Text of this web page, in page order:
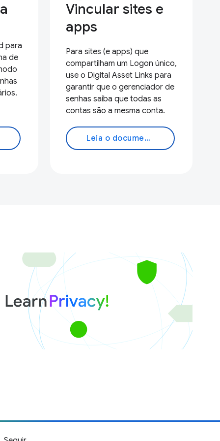
para
de
Vincular sites e
apps
Para sites (e apps) que
compartilham um Logon único,
use o Digital Asset Links para
garantir que o gerenciador de
senhas saiba que todas as
contas são a mesma conta.
Leia o documento